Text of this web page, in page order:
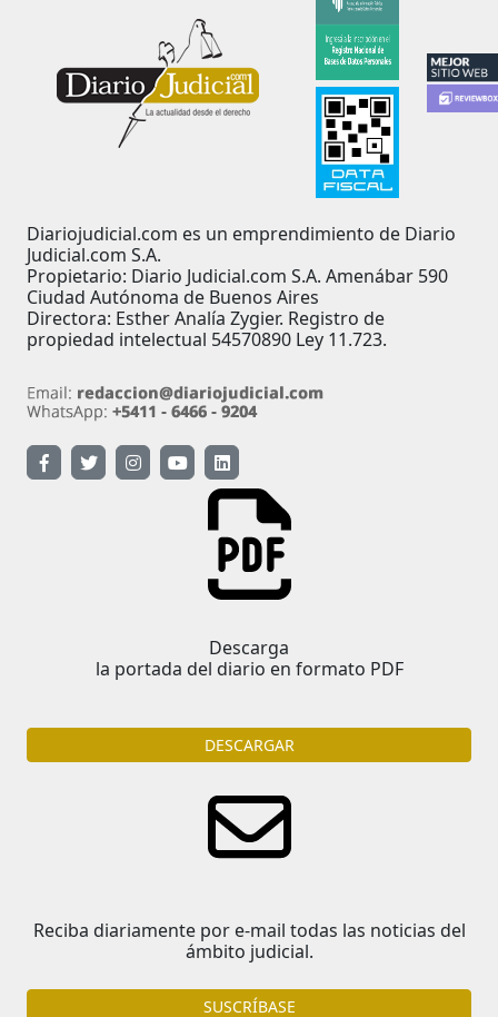
Diariojudicial.com es un emprendimiento de Diario
Judicial.com S.A.
Propietario: Diario Judicial.com S.A. Amenábar 590
Ciudad Autónoma de Buenos Aires
Directora: Esther Analía Zygier. Registro de
propiedad intelectual 54570890 Ley 11.723.
Descarga
la portada del diario en formato PDF
DESCARGAR
Reciba diariamente por e-mail todas las noticias del
ámbito judicial.
SUSCRÍBASE